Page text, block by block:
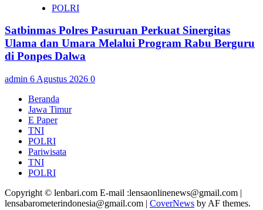
POLRI
Satbinmas Polres Pasuruan Perkuat Sinergitas
Ulama dan Umara Melalui Program Rabu Berguru
di Ponpes Dalwa
admin 6 Agustus 2026 0
Beranda
Jawa Timur
E Paper
TNI
POLRI
Pariwisata
TNI
POLRI
Copyright © lenbari.com E-mail :lensaonlinenews@gmail.com |
lensabarometerindonesia@gmail.com | CoverNews by AF themes.